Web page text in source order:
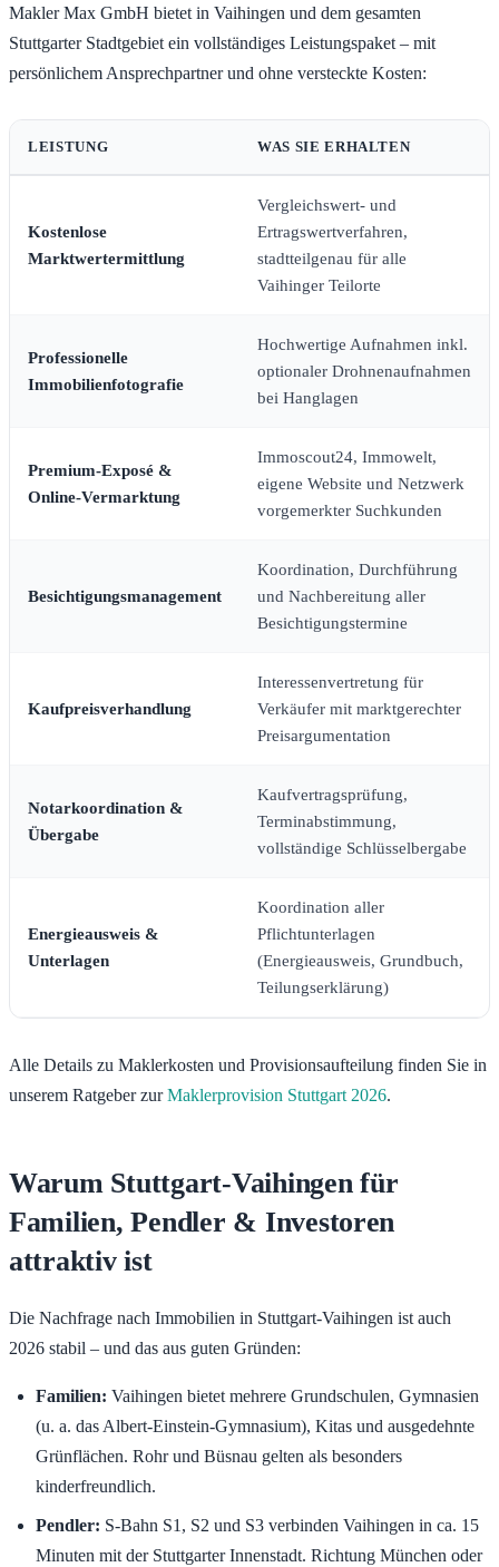
Makler Max GmbH bietet in Vaihingen und dem gesamten
Stuttgarter Stadtgebiet ein vollständiges Leistungspaket – mit
persönlichem Ansprechpartner und ohne versteckte Kosten:
LEISTUNG WAS SIE ERHALTEN
Kostenlose
Marktwertermittlung
Vergleichswert- und
Ertragswertverfahren,
stadtteilgenau für alle
Vaihinger Teilorte
Professionelle
Immobilienfotografie
Hochwertige Aufnahmen inkl.
optionaler Drohnenaufnahmen
bei Hanglagen
Premium-Exposé &
Online-Vermarktung
Immoscout24, Immowelt,
eigene Website und Netzwerk
vorgemerkter Suchkunden
Besichtigungsmanagement
Koordination, Durchführung
und Nachbereitung aller
Besichtigungstermine
Kaufpreisverhandlung
Interessenvertretung für
Verkäufer mit marktgerechter
Preisargumentation
Notarkoordination &
Übergabe
Kaufvertragsprüfung,
Terminabstimmung,
vollständige Schlüsselbergabe
Energieausweis &
Unterlagen
Koordination aller
Pflichtunterlagen
(Energieausweis, Grundbuch,
Teilungserklärung)
Alle Details zu Maklerkosten und Provisionsaufteilung finden Sie in
unserem Ratgeber zurMaklerprovision Stuttgart 2026.
Warum Stuttgart-Vaihingen für
Familien, Pendler & Investoren
attraktiv ist
Die Nachfrage nach Immobilien in Stuttgart-Vaihingen ist auch
2026 stabil – und das aus guten Gründen:
Familien: Vaihingen bietet mehrere Grundschulen, Gymnasien
(u. a. das Albert-Einstein-Gymnasium), Kitas und ausgedehnte
Grünflächen. Rohr und Büsnau gelten als besonders
kinderfreundlich.
Pendler: S-Bahn S1, S2 und S3 verbinden Vaihingen in ca. 15
Minuten mit der Stuttgarter Innenstadt. Richtung München oder